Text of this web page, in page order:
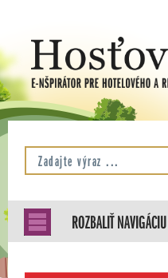
ROZBALIŤ NAVIGÁCIU